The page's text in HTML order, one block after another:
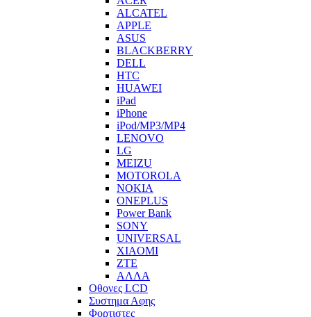
ALCATEL
APPLE
ASUS
BLACKBERRY
DELL
HTC
HUAWEI
iPad
iPhone
iPod/MP3/MP4
LENOVO
LG
MEIZU
MOTOROLA
NOKIA
ONEPLUS
Power Bank
SONY
UNIVERSAL
XIAOMI
ZTE
ΑΛΛΑ
Οθονες LCD
Συστημα Αφης
Φορτιστες